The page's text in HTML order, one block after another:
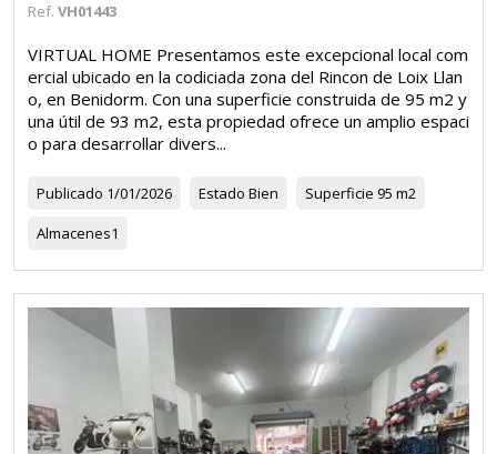
Ref. VH01443
VIRTUAL HOME Presentamos este excepcional local com
ercial ubicado en la codiciada zona del Rincon de Loix Llan
o, en Benidorm. Con una superficie construida de 95 m2 y
una útil de 93 m2, esta propiedad ofrece un amplio espaci
o para desarrollar divers...
Publicado 1/01/2026 Estado Bien Superficie 95 m2
Almacenes1